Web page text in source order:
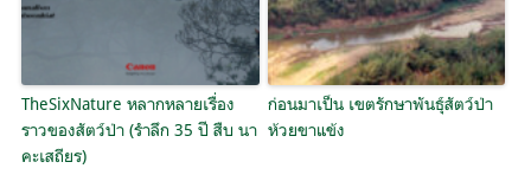
TheSixNature หลากหลายเรื่อง
ราวของสัตว์ป่า (รำลึก 35 ปี สืบ นา
คะเสถียร)
ก่อนมาเป็น เขตรักษาพันธุ์สัตว์ป่า
ห้วยขาแข้ง